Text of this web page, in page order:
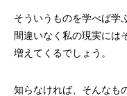
そういうものを学べば学
間違いなく私の現実には
増えてくるでしょう。
知らなければ、そんなも